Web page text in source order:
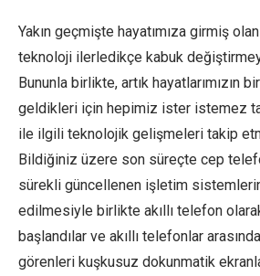
Yakın geçmişte hayatımıza girmiş
teknoloji ilerledikçe kabuk
Bununla birlikte, artık hayatlarımızın
geldikleri için hepimiz ister istemez
ile ilgili teknolojik gelişmeleri takip
Bildiğiniz üzere son süreçte cep
sürekli güncellenen işletim
edilmesiyle birlikte akıllı telefon
başlandılar ve akıllı telefonlar
görenleri kuşkusuz dokunmatik